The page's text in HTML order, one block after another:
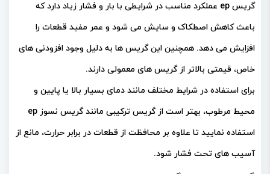
گریس ep عملکرد مناسب در شرایطی با بار و فشار زیاد دارد که
باعث کاهش اصطکاک و سایش می شود و عمر مفید قطعات را
افزایش می دهد. همچنین این گریس ها به دلیل وجود افزودنی های
خاص، قیمتی بالاتر از گریس های معمولی دارند.
برای استفاده در شرایط مختلف مانند دمای بسیار بالا یا پایین و
محیط مرطوب، بهتر است از گریس ترکیبی مانند گریس نسوز ep
استفاده نمایید تا علاوه بر محافظت از قطعات در برابر حرارت، مانع از
آسیب های تحت فشار شود.